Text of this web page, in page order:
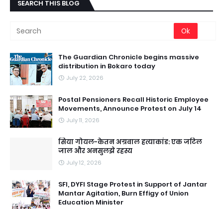
SEARCH THIS BLOG
The Guardian Chronicle begins massive
distribution in Bokaro today
July 22, 2026
Postal Pensioners Recall Historic Employee
Movements, Announce Protest on July 14
July 11, 2026
सिया गोयल-केतन अग्रवाल हत्याकांड: एक जटिल
जाल और अनसुलझे रहस्य
July 12, 2026
SFI, DYFI Stage Protest in Support of Jantar
Mantar Agitation, Burn Effigy of Union
Education Minister